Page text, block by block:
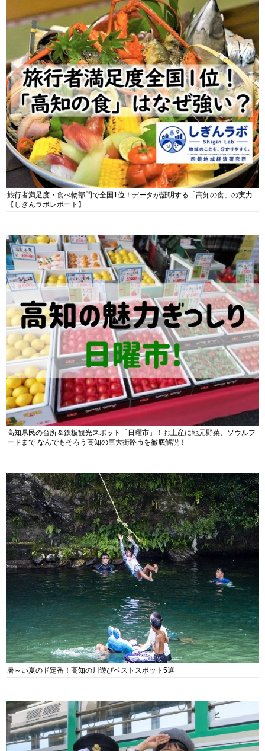
旅行者満足度・食べ物部門で全国1位！データが証明する「高知の食」の実力
【しぎんラボレポート】
高知県民の台所＆鉄板観光スポット「日曜市」！お土産に地元野菜、ソウルフ
ードまで なんでもそろう高知の巨大街路市を徹底解説！
暑～い夏のド定番！高知の川遊びベストスポット5選